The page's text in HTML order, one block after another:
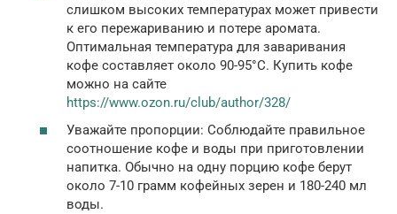
слишком высоких температурах может привести
к его пережариванию и потере аромата.
Оптимальная температура для заваривания
кофе составляет около 90-95°C. Купить кофе
можно на сайте
https://www.ozon.ru/club/author/328/
Уважайте пропорции: Соблюдайте правильное
соотношение кофе и воды при приготовлении
напитка. Обычно на одну порцию кофе берут
около 7-10 грамм кофейных зерен и 180-240 мл
воды.